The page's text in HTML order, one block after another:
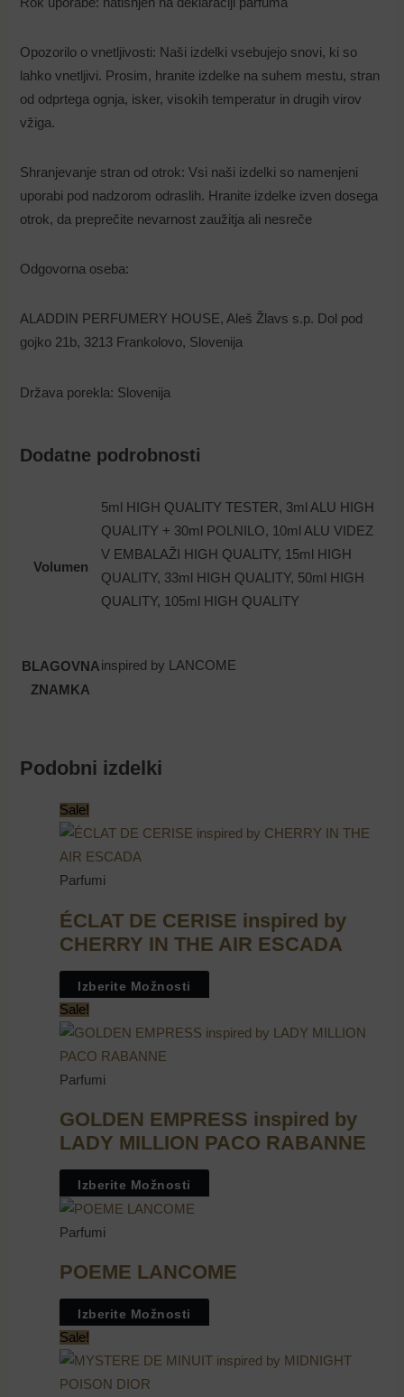
Opozorilo o vnetljivosti: Naši izdelki vsebujejo snovi, ki so
lahko vnetljivi. Prosim, hranite izdelke na suhem mestu, stran
od odprtega ognja, isker, visokih temperatur in drugih virov
vžiga.
Shranjevanje stran od otrok: Vsi naši izdelki so namenjeni
uporabi pod nadzorom odraslih. Hranite izdelke izven dosega
otrok, da preprečite nevarnost zaužitja ali nesreče
Odgovorna oseba:
ALADDIN PERFUMERY HOUSE, Aleš Žlavs s.p. Dol pod
gojko 21b, 3213 Frankolovo, Slovenija
Država porekla: Slovenija
Dodatne podrobnosti
Volumen
5ml HIGH QUALITY TESTER, 3ml ALU HIGH
QUALITY + 30ml POLNILO, 10ml ALU VIDEZ
V EMBALAŽI HIGH QUALITY, 15ml HIGH
QUALITY, 33ml HIGH QUALITY, 50ml HIGH
QUALITY, 105ml HIGH QUALITY
BLAGOVNA
ZNAMKA
inspired by LANCOME
Podobni izdelki
Sale!
Parfumi
ÉCLAT DE CERISE inspired by
CHERRY IN THE AIR ESCADA
Izberite Možnosti
Sale!
Parfumi
GOLDEN EMPRESS inspired by
LADY MILLION PACO RABANNE
Izberite Možnosti
Parfumi
POEME LANCOME
Izberite Možnosti
Sale!